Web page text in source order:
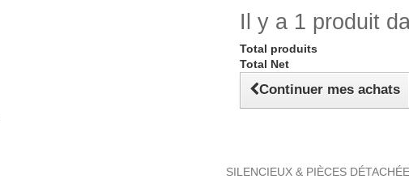
Il y a 1 produit
Total produits
Total Net
Continuer mes achats
SILENCIEUX & PIÈCES